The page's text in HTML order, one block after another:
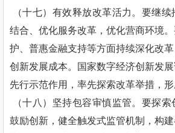
（十七）有效释放改革活力。要继
结合、优化服务改革，优化营商环境
护、普惠金融支持等方面持续深化改
创新发展成本。国家数字经济创新发
先行示范作用，率先探索改革举措，形
（十八）坚持包容审慎监管。要探
鼓励创新，健全触发式监管机制，构